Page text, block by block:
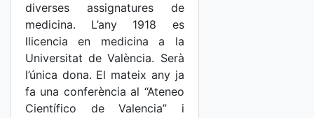
diverses assignatures de
medicina. L’any 1918 es
llicencia en medicina a la
Universitat de València. Serà
l’única dona. El mateix any ja
fa una conferència al “Ateneo
Científico de Valencia” i